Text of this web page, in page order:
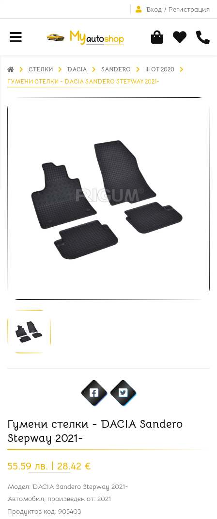
Вход / Регистрация
СТЕЛКИ DACIA SANDERO
III ОТ 2020
ГУМЕНИ СТЕЛКИ - DACIA SANDERO STEPWAY 2021-
Гумени стелки - DACIA Sandero
Stepway 2021-
55.59 лв. | 28.42 €
Модел: DACIA Sandero Stepway 2021-
Автомобил, произведен от: 2021
Продуктов код: 905403